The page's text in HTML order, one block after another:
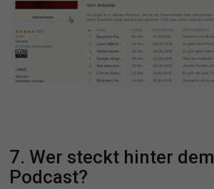
7. Wer steckt hinter dem
Podcast?